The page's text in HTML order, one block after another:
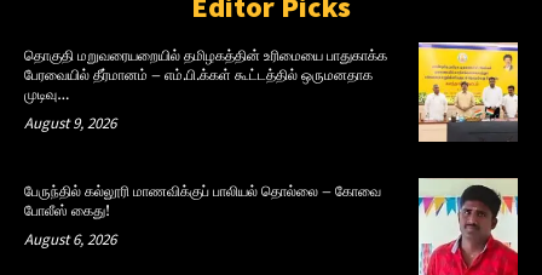
தொகுதி மறுவரையறையில் தமிழகத்தின் உரிமையை பாதுகாக்க
பேரவையில் தீர்மானம் – எம்.பி.க்கள் கூட்டத்தில் ஒருமனதாக
முடிவு…
August 9, 2026
பேருந்தில் கல்லூரி மாணவிக்குப் பாலியல் தொல்லை – கோவை
போலீஸ் கைது!
August 6, 2026